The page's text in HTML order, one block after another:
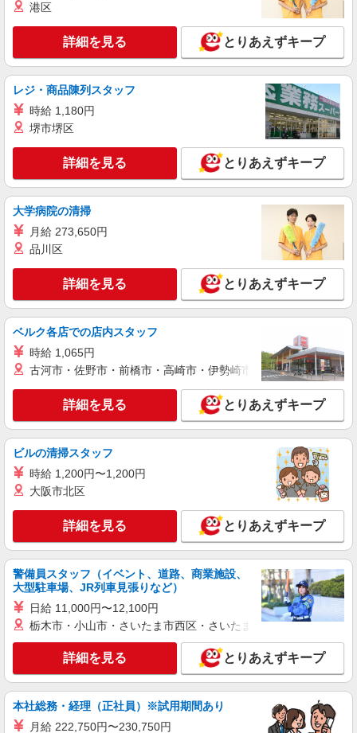
港区
詳細を見る とりあえずキープ
レジ・商品陳列スタッフ
時給 1,180円
堺市堺区
詳細を見る とりあえずキープ
大学病院の清掃
月給 273,650円
品川区
詳細を見る とりあえずキープ
ベルク各店での店内スタッフ
時給 1,065円
古河市・佐野市・前橋市・高崎市・伊勢崎市・太田市・館林市
詳細を見る とりあえずキープ
ビルの清掃スタッフ
時給 1,200円〜1,200円
大阪市北区
詳細を見る とりあえずキープ
警備員スタッフ（イベント、道路、商業施設、
大型駐車場、JR列車見張りなど）
日給 11,000円〜12,100円
栃木市・小山市・さいたま市西区・さいたま市岩槻区・久喜市・
詳細を見る とりあえずキープ
本社総務・経理（正社員）※試用期間あり
月給 222,750円〜230,750円